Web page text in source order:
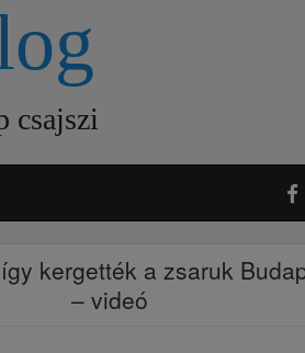
csajszi
kergették a zsaruk
– videó